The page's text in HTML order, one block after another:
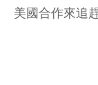
美國合作來追